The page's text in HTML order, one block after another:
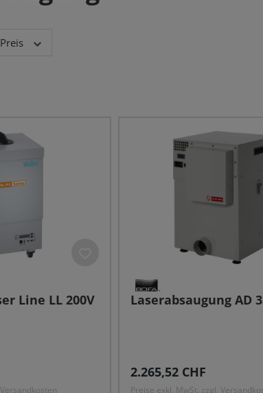
Preis
Line LL 200V Laserabsaugung AD
Regulärer Preis:
2.265,52 CHF
Preise exkl. MwSt. zzgl.